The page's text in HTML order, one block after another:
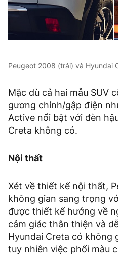
Peugeot 2008 (trái) và Hyundai
Mặc dù cả hai mẫu SUV
gương chỉnh/gập điện
Active nổi bật với đèn
Creta không có.
Nội thất
Xét về thiết kế nội thất,
không gian sang trọng
được thiết kế hướng về
cảm giác thân thiện và
Hyundai Creta có không
tuy nhiên việc phối màu